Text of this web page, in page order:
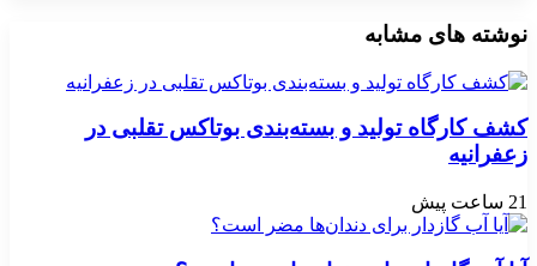
نوشته های مشابه
کشف کارگاه تولید و بسته‌بندی بوتاکس تقلبی در
زعفرانیه
21 ساعت پیش